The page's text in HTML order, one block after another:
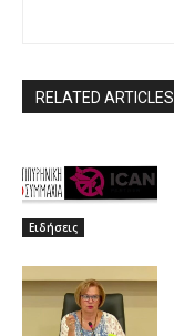
RELATED ARTICLES
Ειδήσεις